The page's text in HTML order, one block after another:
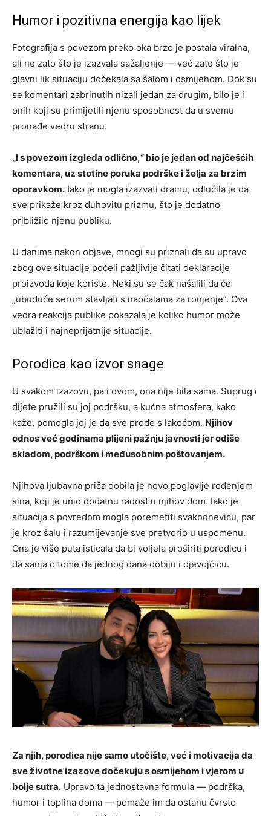
Humor i pozitivna energija kao lijek
Fotografija s povezom preko oka brzo je postala viralna,
ali ne zato što je izazvala sažaljenje — već zato što je
glavni lik situaciju dočekala sa šalom i osmijehom. Dok su
se komentari zabrinutih nizali jedan za drugim, bilo je i
onih koji su primijetili njenu sposobnost da u svemu
pronađe vedru stranu.
„I s povezom izgleda odlično,“ bio je jedan od najčešćih
komentara, uz stotine poruka podrške i želja za brzim
oporavkom. Iako je mogla izazvati dramu, odlučila je da
sve prikaže kroz duhovitu prizmu, što je dodatno
približilo njenu publiku.
U danima nakon objave, mnogi su priznali da su upravo
zbog ove situacije počeli pažljivije čitati deklaracije
proizvoda koje koriste. Neki su se čak našalili da će
„ubuduće serum stavljati s naočalama za ronjenje“. Ova
vedra reakcija publike pokazala je koliko humor može
ublažiti i najneprijatnije situacije.
Porodica kao izvor snage
U svakom izazovu, pa i ovom, ona nije bila sama. Suprug i
dijete pružili su joj podršku, a kućna atmosfera, kako
kaže, pomogla joj je da sve prođe s lakoćom. Njihov
odnos već godinama plijeni pažnju javnosti jer odiše
skladom, podrškom i međusobnim poštovanjem.
Njihova ljubavna priča dobila je novo poglavlje rođenjem
sina, koji je unio dodatnu radost u njihov dom. Iako je
situacija s povredom mogla poremetiti svakodnevicu, par
je kroz šalu i razumijevanje sve pretvorio u uspomenu.
Ona je više puta isticala da bi voljela proširiti porodicu i
da sanja o tome da jednog dana dobiju i djevojčicu.
Za njih, porodica nije samo utočište, već i motivacija da
sve životne izazove dočekuju s osmijehom i vjerom u
bolje sutra. Upravo ta jednostavna formula — podrška,
humor i toplina doma — pomaže im da ostanu čvrsto